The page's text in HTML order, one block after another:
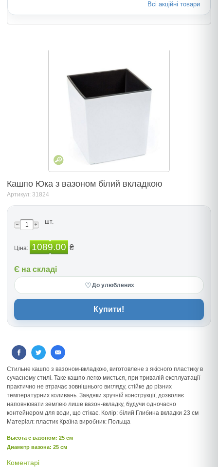
Всі акційні товари
Кашпо Юка з вазоном білий вкладкою
Артикул: 31824
шт.
Ціна: 1089.00 ₴
Є на складі
♡До улюблених
Купити!
Стильне кашпо з вазоном-вкладкою, виготовлене з якісного пластику в
сучасному стилі. Таке кашпо легко миється, при тривалій експлуатації
практично не втрачає зовнішнього вигляду, стійке до різних
температурних коливань. Завдяки зручній конструкції, дозволяє
наповнювати землею лише вазон-вкладку, будучи одночасно
контейнером для води, що стікає. Колір: білий Глибина вкладки 23 см
Матеріал: пластик Країна виробник: Польща
Высота c вазоном: 25 см
Диаметр вазона: 25 см
Коментарі